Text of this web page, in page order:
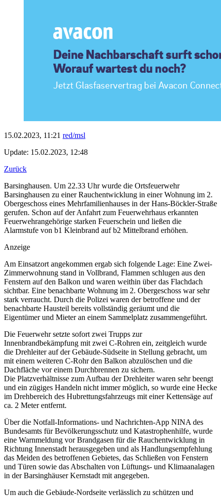
15.02.2023, 11:21 red/msl
Update: 15.02.2023, 12:48
Zurück
Barsinghausen. Um 22.33 Uhr wurde die Ortsfeuerwehr
Barsinghausen zu einer Rauchentwicklung in einer Wohnung im 2.
Obergeschoss eines Mehrfamilienhauses in der Hans-Böckler-Straße
gerufen. Schon auf der Anfahrt zum Feuerwehrhaus erkannten
Feuerwehrangehörige starken Feuerschein und ließen die
Alarmstufe von b1 Kleinbrand auf b2 Mittelbrand erhöhen.
Anzeige
Am Einsatzort angekommen ergab sich folgende Lage: Eine Zwei-
Zimmerwohnung stand in Vollbrand, Flammen schlugen aus den
Fenstern auf den Balkon und waren weithin über das Flachdach
sichtbar. Eine benachbarte Wohnung im 2. Obergeschoss war sehr
stark verraucht. Durch die Polizei waren der betroffene und der
benachbarte Hausteil bereits vollständig geräumt und die
Eigentümer und Mieter an einem Sammelplatz zusammengeführt.
Die Feuerwehr setzte sofort zwei Trupps zur
Innenbrandbekämpfung mit zwei C-Rohren ein, zeitgleich wurde
die Drehleiter auf der Gebäude-Südseite in Stellung gebracht, um
mit einem weiteren C-Rohr den Balkon abzulöschen und die
Dachfläche vor einem Durchbrennen zu sichern.
Die Platzverhältnisse zum Aufbau der Drehleiter waren sehr beengt
und ein zügiges Handeln nicht immer möglich, so wurde eine Hecke
im Drehbereich des Hubrettungsfahrzeugs mit einer Kettensäge auf
ca. 2 Meter entfernt.
Über die Notfall-Informations- und Nachrichten-App NINA des
Bundesamts für Bevölkerungsschutz und Katastrophenhilfe, wurde
eine Warnmeldung vor Brandgasen für die Rauchentwicklung in
Richtung Innenstadt herausgegeben und als Handlungsempfehlung
das Meiden des betroffenen Gebietes, das Schließen von Fenstern
und Türen sowie das Abschalten von Lüftungs- und Klimaanalagen
in der Barsinghäuser Kernstadt mit angegeben.
Um auch die Gebäude-Nordseite verlässlich zu schützen und